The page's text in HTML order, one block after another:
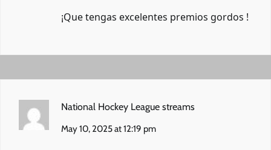
¡Que tengas excelentes premios gordos !
National Hockey League streams
May 10, 2025 at 12:19 pm